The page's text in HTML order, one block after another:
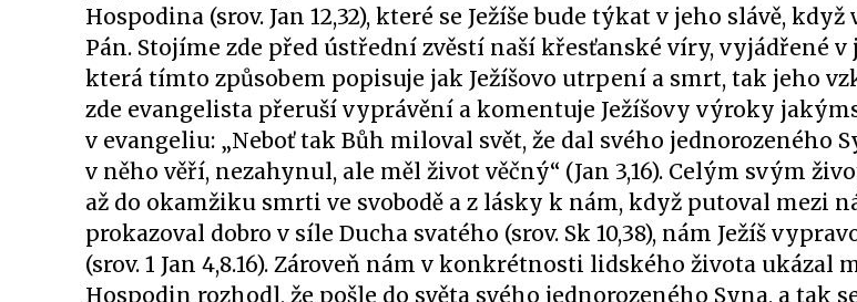
Hospodina (srov. Jan 12,32), které se Ježíše bude týkat v jeho slávě,
Pán. Stojíme zde před ústřední zvěstí naší křesťanské víry, vyjádřené
která tímto způsobem popisuje jak Ježíšovo utrpení a smrt, tak jeho
zde evangelista přeruší vyprávění a komentuje Ježíšovy výroky
v evangeliu: „Neboť tak Bůh miloval svět, že dal svého jednorozeného
v něho věří, nezahynul, ale měl život věčný“ (Jan 3,16). Celým svým
až do okamžiku smrti ve svobodě a z lásky k nám, když putoval mezi
prokazoval dobro v síle Ducha svatého (srov. Sk 10,38), nám Ježíš
(srov. 1 Jan 4,8.16). Zároveň nám v konkrétnosti lidského života ukázal
Hospodin rozhodl, že pošle do světa svého jednorozeného Syna, a tak